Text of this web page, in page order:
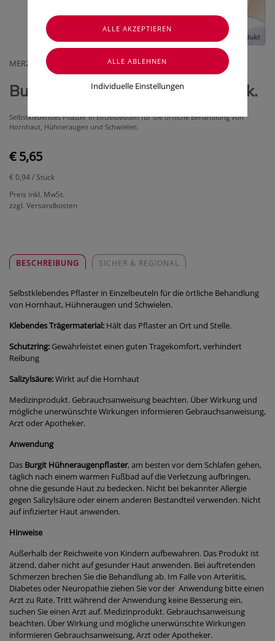
MERZ CONSUMER CARE AUSTRIA GMBH
Burgit Hühneraugen Pflaster 6 Stk.
Selbstklebendes Pflaster in Einzelbeuteln für die örtliche Behandlung von
Hornhaut, Hühneraugen und Schwielen.
€ 5,65
€ 0,94/ Stück
Preis inkl. MwSt.
zzgl. Versandkosten
BESCHREIBUNG SICHER & REGIONAL
Selbstklebendes Pflaster in Einzelbeuteln für die örtliche Behandlung
von Hornhaut, Hühneraugen und Schwielen.
Klebendes Trägermaterial: Hält das Pflaster an Ort und Stelle.
Schutzring: Gewährleistet einen guten Tragekomfort, verhindert
Reibung
Salizylsäure:Wirkt auf die Hornhaut
Medizinprodukt. Gebrauchsanweisung beachten. Über Wirkung und
mögliche unerwünschte Wirkungen informieren Gebrauchsanweisung,
Arzt oder Apotheker.
Anwendung
Das Burgit Hühneraugenpflaster, am besten vor dem Schlafen gehen,
täglich nach einem warmen Fußbad auf die Verletzung aufbringen,
ohne die gesunde Haut zu bedecken. Nicht bei bekannter Allergie
gegen Salizylsäure oder einem anderen Bestandteil verwenden. Nicht
auf infizierter Haut anwenden.
Hinweise
Außerhalb der Reichweite von Kindern aufbewahren. Das Produkt ist
ätzend, daher nicht auf gesunder Haut anwenden. Bei auftretenden
Schmerzen brechen Sie die Behandlung ab. Im Falle von Arteriitis,
Diabetes oder Neuropathie ziehen Sie vor der Anwendung bitte einen
Arzt zu Rate. Tritt während der Anwendung keine Besserung ein,
suchen Sie einen Arzt auf. Medizinprodukt. Gebrauchsanweisung
beachten. Über Wirkung und mögliche unerwünschte Wirkungen
informieren Gebrauchsanweisung, Arzt oder Apotheker.
Individuelle Einstellungen